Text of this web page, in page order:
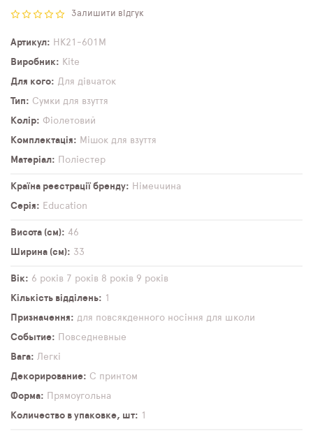
Залишити відгук
Артикул
HK21-601M
Виробник
Kite
Для кого
Для дівчаток
Тип
Сумки для взуття
Колір
Фіолетовий
Комплектація
Мішок для взуття
Матеріал
Поліестер
Країна реєстрації бренду
Німеччина
Серія
Education
Висота (см)
46
Ширина (см)
33
Вік 6 років 7 років 8 років 9 років
Кількість відділень
1
Призначення
для повсякденного носіння для школи
Событие
Повседневные
Вага
Легкі
Декорирование
С принтом
Форма
Прямоугольна
Количество в упаковке, шт
1